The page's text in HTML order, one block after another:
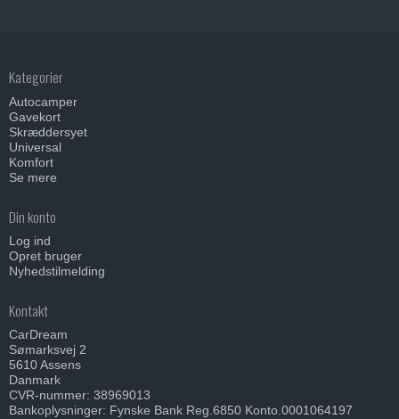
Kategorier
Autocamper
Gavekort
Skræddersyet
Universal
Komfort
Se mere
Din konto
Log ind
Opret bruger
Nyhedstilmelding
Kontakt
CarDream
Sømarksvej 2
5610 Assens
Danmark
CVR-nummer: 38969013
Bankoplysninger: Fynske Bank Reg.6850 Konto.0001064197